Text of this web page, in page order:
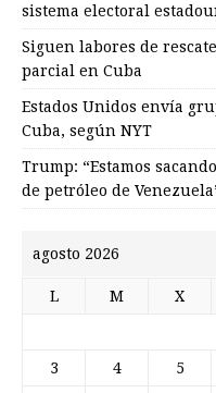
sistema electoral
Siguen labores de
parcial en Cuba
Estados Unidos envía
Cuba, según NYT
Trump: “Estamos
de petróleo de
agosto 2026
L M X
3 4 5